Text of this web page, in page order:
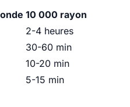
10 000 rayon
2-4 heures
30-60 min
10-20 min
5-15 min